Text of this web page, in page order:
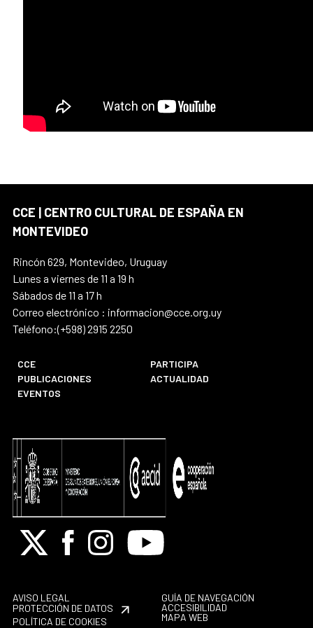
CCE | CENTRO CULTURAL DE ESPAÑA EN
MONTEVIDEO
Rincón 629, Montevideo, Uruguay
Lunes a viernes de 11 a 19 h
Sábados de 11 a 17 h
Correo electrónico : informacion@cce.org.uy
Teléfono:(+598) 2915 2250
CCE
PARTICIPA
PUBLICACIONES
ACTUALIDAD
EVENTOS
X FacebookInstagramYoutube
AVISO LEGAL
PROTECCIÓN DE DATOS
POLÍTICA DE COOKIES
GUÍA DE NAVEGACIÓN
ACCESIBILIDAD
MAPA WEB